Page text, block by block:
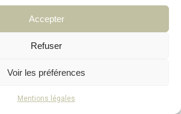
Accepter
Refuser
Voir les préférences
Mentions légales
2021. Tous droits réservés